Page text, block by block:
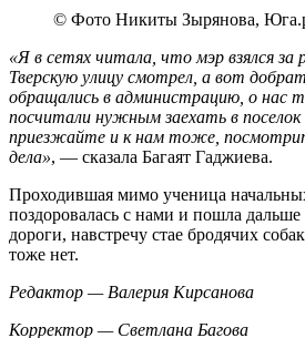
© Фото Никиты Зырянова,
«Я в сетях читала, что мэр взялся за
Тверскую улицу смотрел, а вот
обращались в администрацию, о нас
посчитали нужным заехать в поселок
приезжайте и к нам тоже,
дела», — сказала Багаят Гаджиева.
Проходившая мимо ученица
поздоровалась с нами и пошла
дороги, навстречу стае бродячих
тоже нет.
Редактор — Валерия Кирсанова
Корректор — Светлана Багова